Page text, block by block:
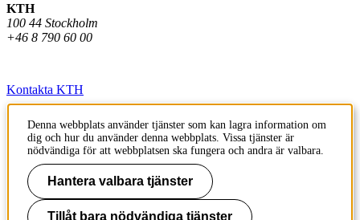
KTH
100 44 Stockholm
+46 8 790 60 00
Kontakta KTH
Jobba på KTH
Press och media
Faktura och betalning KTH
Om KTH:s webbplatser
Denna webbplats använder tjänster som kan lagra information om
dig och hur du använder denna webbplats. Vissa tjänster är
nödvändiga för att webbplatsen ska fungera och andra är valbara.
Hantera valbara tjänster
Tillåt bara nödvändiga tjänster